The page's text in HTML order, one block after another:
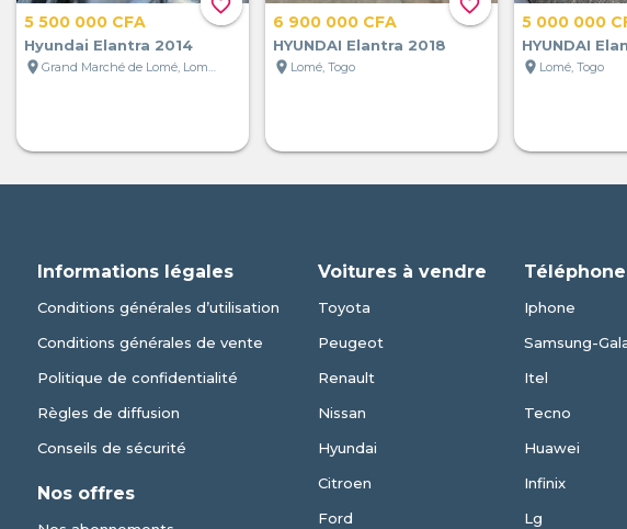
favorite_border
5 500 000 CFA
Hyundai Elantra 2014
location_on
Grand Marché de Lomé, Lomé, Togo
favorite_border
6 900 000 CFA
HYUNDAI Elantra 2018
location_on Lomé, Togo
5 000 000
HYUNDAI
location_on Lomé, Togo
Informations légales
Conditions générales d’utilisation
Conditions générales de vente
Politique de confidentialité
Règles de diffusion
Conseils de sécurité
Nos offres
Voitures à vendre
Toyota
Peugeot
Renault
Nissan
Hyundai
Citroen
Ford
Iphone
Samsung-
Itel
Tecno
Huawei
Infinix
Lg